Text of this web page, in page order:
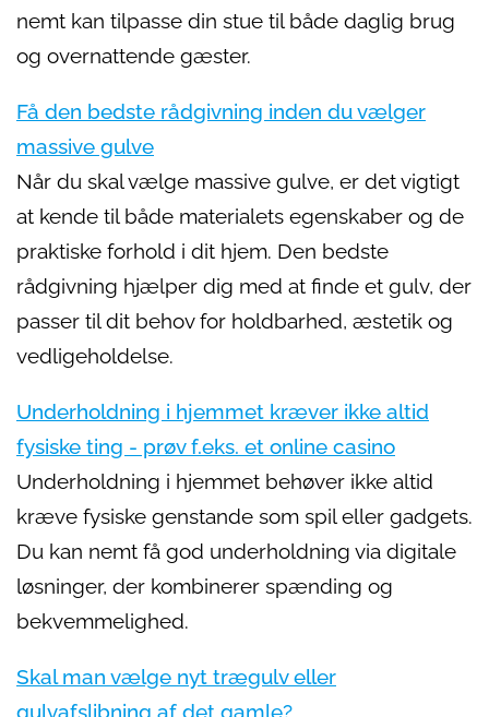
nemt kan tilpasse din stue til både daglig brug
og overnattende gæster.
Få den bedste rådgivning inden du vælger
massive gulve
Når du skal vælge massive gulve, er det vigtigt
at kende til både materialets egenskaber og de
praktiske forhold i dit hjem. Den bedste
rådgivning hjælper dig med at finde et gulv, der
passer til dit behov for holdbarhed, æstetik og
vedligeholdelse.
Underholdning i hjemmet kræver ikke altid
fysiske ting - prøv f.eks. et online casino
Underholdning i hjemmet behøver ikke altid
kræve fysiske genstande som spil eller gadgets.
Du kan nemt få god underholdning via digitale
løsninger, der kombinerer spænding og
bekvemmelighed.
Skal man vælge nyt trægulv eller